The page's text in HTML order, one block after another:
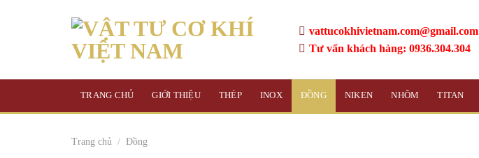
vattucokhivietnam.com@gmail.com
Tư vấn khách hàng: 0936.304.304
TRANG CHỦ GIỚI THIỆU THÉP INOX ĐỒNG NIKEN NHÔM TITAN
Trang chủ / Đồng